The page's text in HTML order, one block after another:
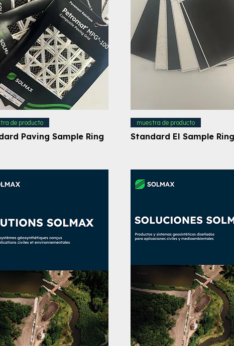
de producto
Paving Sample Ring
muestra de producto
Standard EI Sample Ring